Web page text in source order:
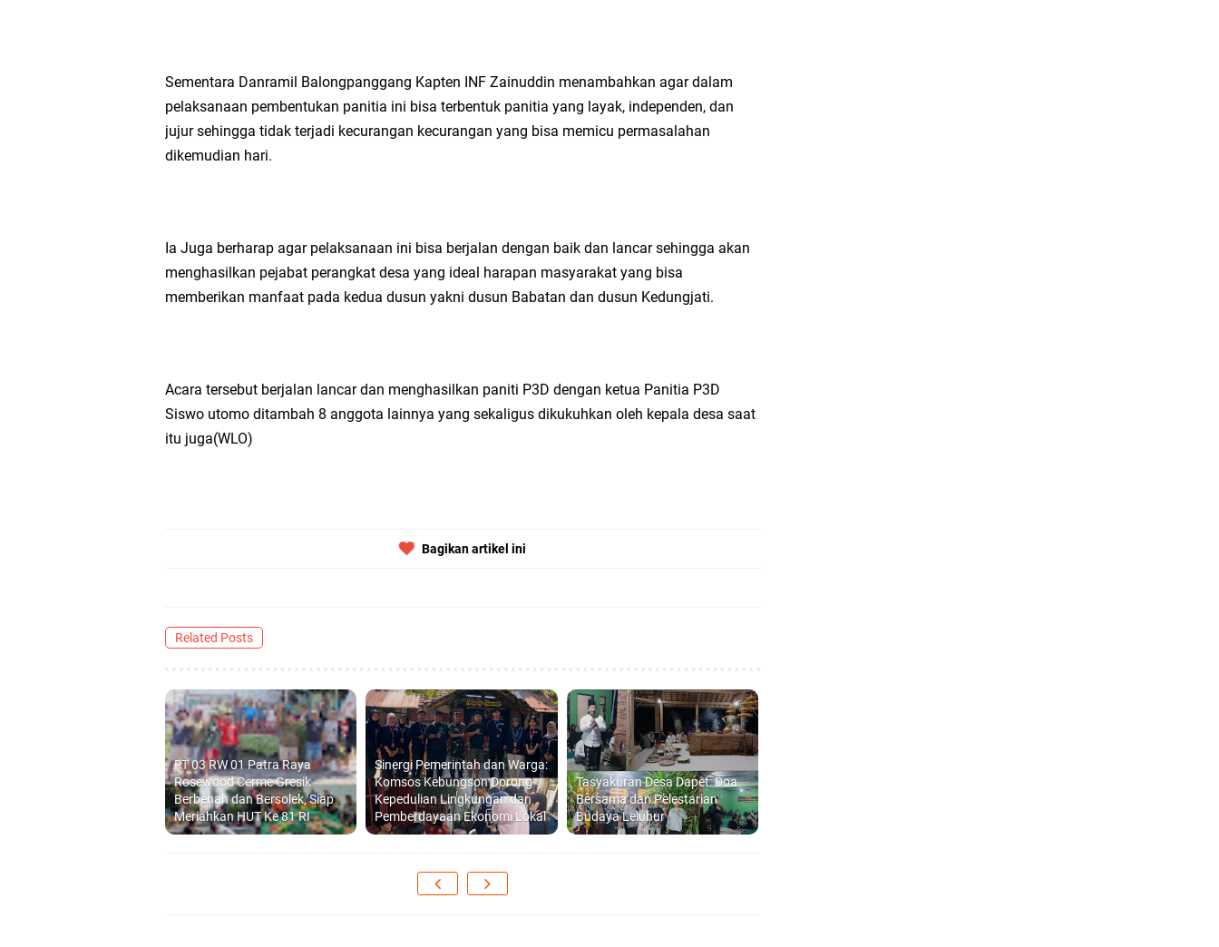
Sementara Danramil Balongpanggang Kapten INF Zainuddin menambahkan agar dalam
pelaksanaan pembentukan panitia ini bisa terbentuk panitia yang layak, independen, dan
jujur sehingga tidak terjadi kecurangan kecurangan yang bisa memicu permasalahan
dikemudian hari.
Ia Juga berharap agar pelaksanaan ini bisa berjalan dengan baik dan lancar sehingga akan
menghasilkan pejabat perangkat desa yang ideal harapan masyarakat yang bisa
memberikan manfaat pada kedua dusun yakni dusun Babatan dan dusun Kedungjati.
Acara tersebut berjalan lancar dan menghasilkan paniti P3D dengan ketua Panitia P3D
Siswo utomo ditambah 8 anggota lainnya yang sekaligus dikukuhkan oleh kepala desa saat
itu juga(WLO)
Bagikan artikel ini
Related Posts
RT 03 RW 01 Patra Raya
Rosewood Cerme Gresik
Berbenah dan Bersolek, Siap
Meriahkan HUT Ke 81 RI
Sinergi Pemerintah dan Warga:
Komsos Kebungson Dorong
Kepedulian Lingkungan dan
Pemberdayaan Ekonomi Lokal
Tasyakuran Desa Dapet: Doa
Bersama dan Pelestarian
Budaya Leluhur